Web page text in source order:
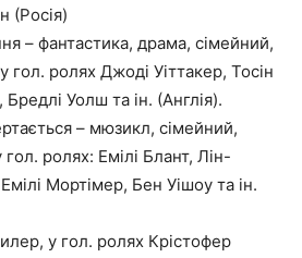
(Росія)
– фантастика, драма, сімейний,
гол. ролях Джоді Уіттакер, Тосін
Уолш та ін. (Англія).
– мюзикл, сімейний,
гол. ролях: Емілі Блант, Лін-
Мортімер, Бен Уішоу та ін.
у гол. ролях Крістофер